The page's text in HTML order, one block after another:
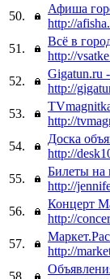
50.
Афиша
http://
51.
Всё в
http://
52.
Gigatun.ru
http://
53.
http://
54.
Доска
http://
55.
Билеты на
http://
56.
Концерт
http://
57.
http://
58.